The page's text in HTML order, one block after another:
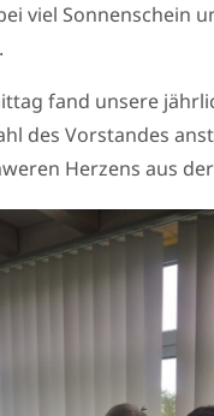
viel Sonnenschein
fand unsere
des Vorstandes
Herzens aus